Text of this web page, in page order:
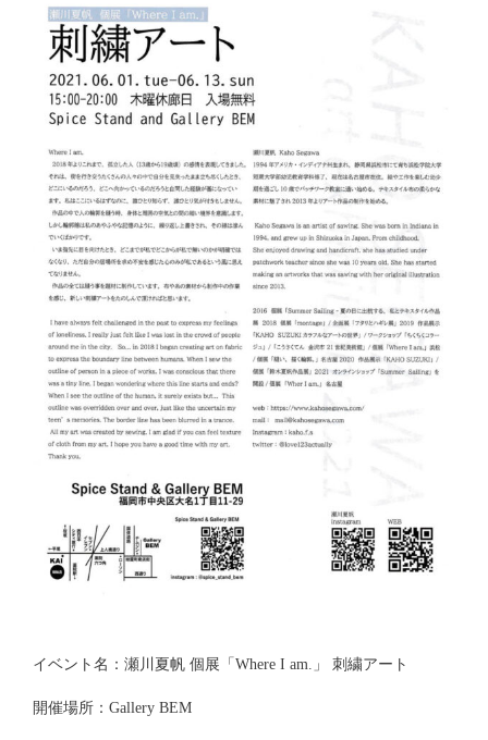
イベント名：瀬川夏帆 個展「Where I am.」 刺繍アート
開催場所：Gallery BEM